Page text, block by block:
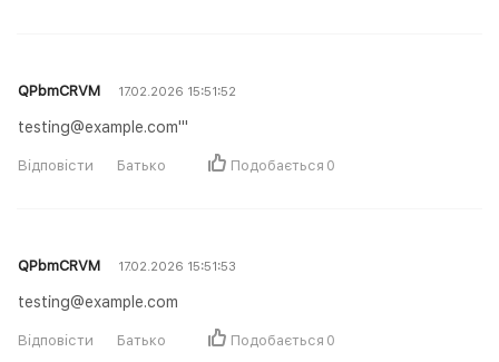
QPbmCRVM 17.02.2026 15:51:52
testing@example.com'"
Відповісти Батько Подобається 0
QPbmCRVM 17.02.2026 15:51:53
testing@example.com
Відповісти Батько Подобається 0